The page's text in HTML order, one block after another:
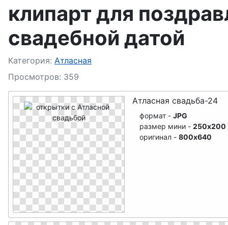
17-Розовая свадьба
19-Гранатовая свадьба
21-Опаловая свадьба
23-Берилловая свадьба
25-Серебряная свадьба
27-Свадьба красного дерева
29-Бархатная свадьба
31-Смуглая(Солнечная) свадьба
33-Каменная(Клубничная) свадьба
клипарт для
свадебной датой
Подробности
Категория: Атласная
Просмотров: 359
Атласная свадьба-24
формат - JPG
размер мини - 250x200
оригинал - 800x640